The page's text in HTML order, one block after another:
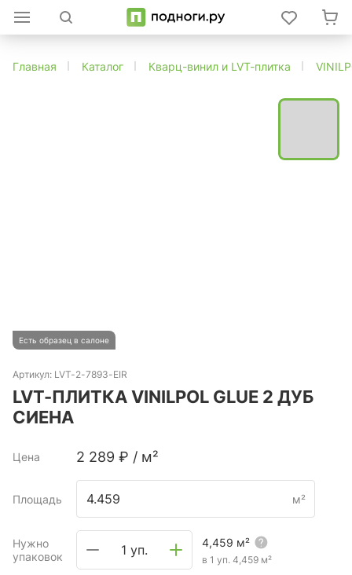
Главная Каталог Кварц-винил и LVT-плитка
Есть образец в салоне
Артикул: LVT-2-7893-EIR
LVT-ПЛИТКА VINILPOL GLUE 2 ДУБ
СИЕНА
Цена 2 289 ₽ / м²
Площадь м²
Нужно
упаковок
1 уп. 4,459 м²
в 1 уп. 4,459 м²